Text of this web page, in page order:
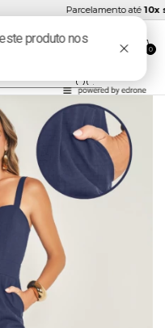
Parcelamento até10x
0